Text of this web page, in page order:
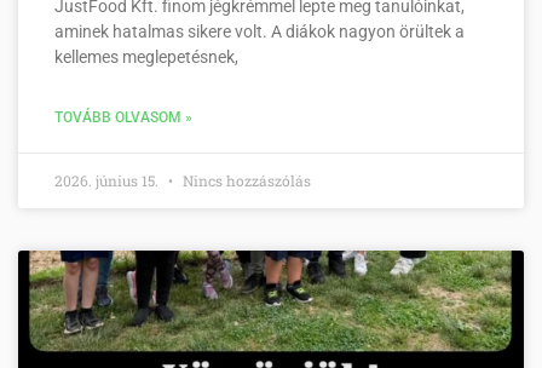
JustFood Kft. finom jégkrémmel lepte meg tanulóinkat,
aminek hatalmas sikere volt. A diákok nagyon örültek a
kellemes meglepetésnek,
TOVÁBB OLVASOM »
2026. június 15. Nincs hozzászólás